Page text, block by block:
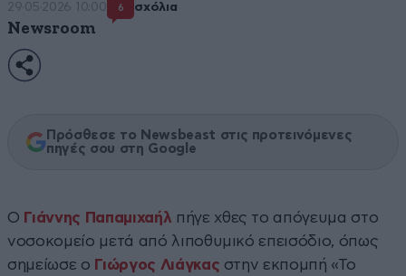
29·05·2026 10:00 6 σχόλια
Newsroom
Πρόσθεσε το Newsbeast στις προτεινόμενες
πηγές σου στη Google
Ο Γιάννης Παπαμιχαήλ πήγε χθες το απόγευμα στο
νοσοκομείο μετά από λιποθυμικό επεισόδιο, όπως
σημείωσε ο Γιώργος Λιάγκας στην εκπομπή «Το